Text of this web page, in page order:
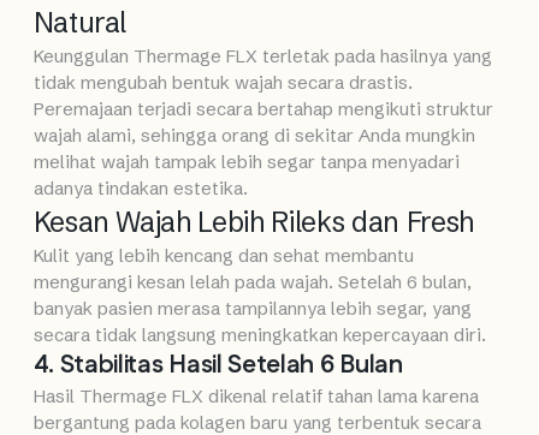
Natural
Keunggulan Thermage FLX terletak pada hasilnya yang
tidak mengubah bentuk wajah secara drastis.
Peremajaan terjadi secara bertahap mengikuti struktur
wajah alami, sehingga orang di sekitar Anda mungkin
melihat wajah tampak lebih segar tanpa menyadari
adanya tindakan estetika.
Kesan Wajah Lebih Rileks dan Fresh
Kulit yang lebih kencang dan sehat membantu
mengurangi kesan lelah pada wajah. Setelah 6 bulan,
banyak pasien merasa tampilannya lebih segar, yang
secara tidak langsung meningkatkan kepercayaan diri.
4. Stabilitas Hasil Setelah 6 Bulan
Hasil Thermage FLX dikenal relatif tahan lama karena
bergantung pada kolagen baru yang terbentuk secara